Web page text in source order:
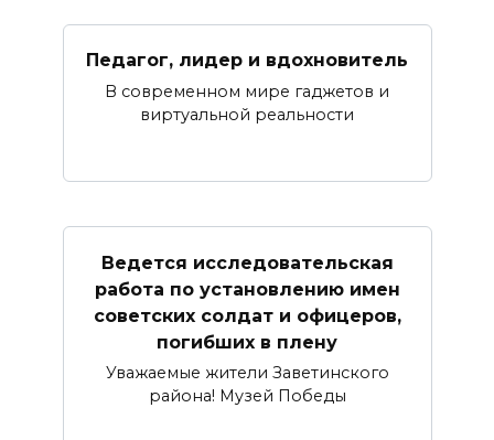
Педагог, лидер и вдохновитель
В современном мире гаджетов и
виртуальной реальности
Ведется исследовательская
работа по установлению имен
советских солдат и офицеров,
погибших в плену
Уважаемые жители Заветинского
района! Музей Победы